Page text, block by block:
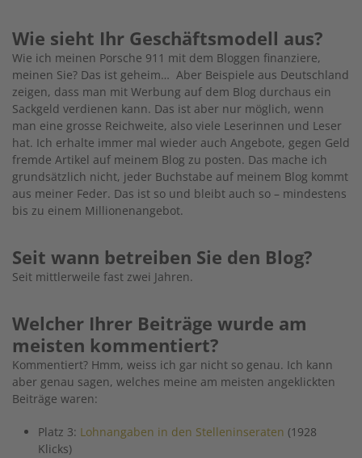
Wie sieht Ihr Geschäftsmodell aus?
Wie ich meinen Porsche 911 mit dem Bloggen finanziere,
meinen Sie? Das ist geheim… Aber Beispiele aus Deutschland
zeigen, dass man mit Werbung auf dem Blog durchaus ein
Sackgeld verdienen kann. Das ist aber nur möglich, wenn
man eine grosse Reichweite, also viele Leserinnen und Leser
hat. Ich erhalte immer mal wieder auch Angebote, gegen Geld
fremde Artikel auf meinem Blog zu posten. Das mache ich
grundsätzlich nicht, jeder Buchstabe auf meinem Blog kommt
aus meiner Feder. Das ist so und bleibt auch so – mindestens
bis zu einem Millionenangebot.
Seit wann betreiben Sie den Blog?
Seit mittlerweile fast zwei Jahren.
Welcher Ihrer Beiträge wurde am
meisten kommentiert?
Kommentiert? Hmm, weiss ich gar nicht so genau. Ich kann
aber genau sagen, welches meine am meisten angeklickten
Beiträge waren:
Platz 3: Lohnangaben in den Stelleninseraten (1928
Klicks)